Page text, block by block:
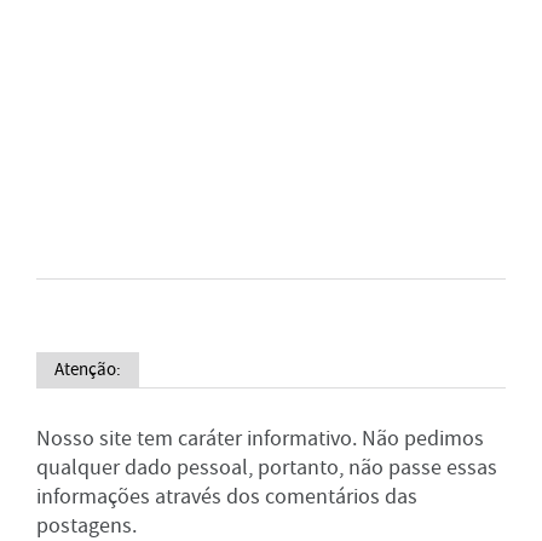
Atenção:
Nosso site tem caráter informativo. Não pedimos
qualquer dado pessoal, portanto, não passe essas
informações através dos comentários das
postagens.